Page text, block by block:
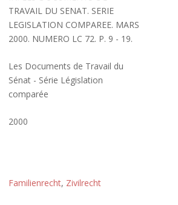
TRAVAIL DU SENAT. SERIE
LEGISLATION COMPAREE. MARS
2000. NUMERO LC 72. P. 9 - 19.
Les Documents de Travail du
Sénat - Série Législation
comparée
2000
Familienrecht, Zivilrecht